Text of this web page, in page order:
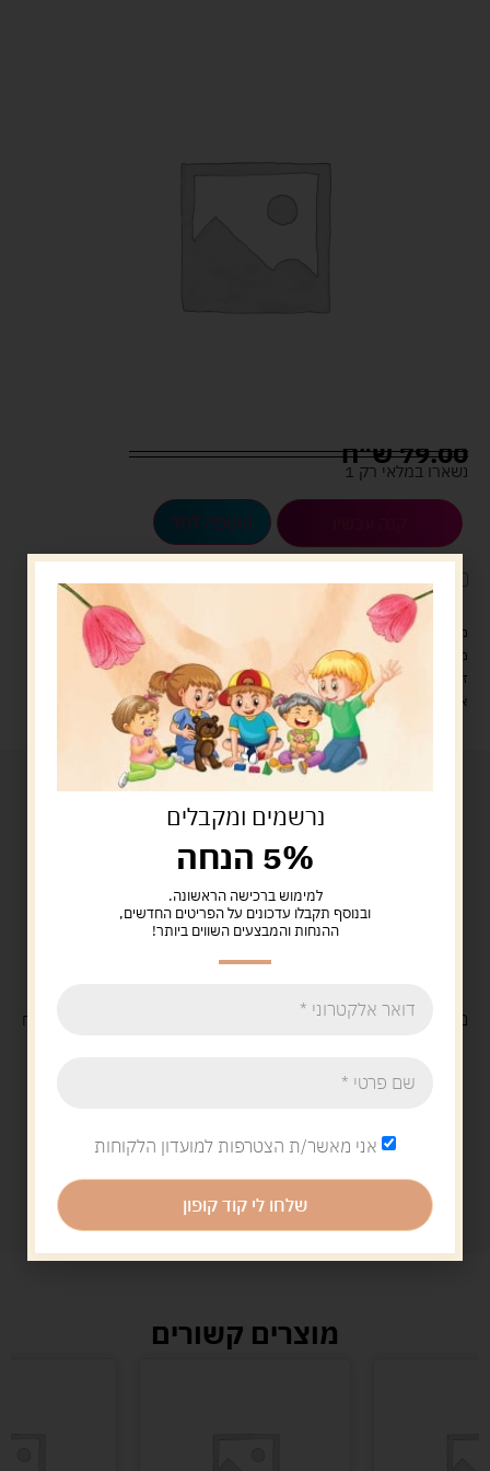
79.00ש"ח
נשארו במלאי רק 1
הוספה לסל
לארוז את המוצר באריזת מתנה5.00 ש"ח ?
מעל 329 ש"ח, משלוח עם שליח עד הבית חינם! – 0 ₪
משלוח עם שליח עד הבית: 29 ש"ח
זמן אספקה: עד 4 ימי עסקים.
איסוף עצמי: מ"ביתר טויס" רחוב בניין דוד 18, ביתר עילית.
משלוח חינםבקנייה מעל 329 ש"ח
מוצרים קשורים
נרשמים ומקבלים
5% הנחה
למימוש ברכישה הראשונה.
ובנוסף תקבלו עדכונים על הפריטים החדשים,
ההנחות והמבצעים השווים ביותר!
אני מאשר/ת הצטרפות למועדון הלקוחות
שלחו לי קוד קופון